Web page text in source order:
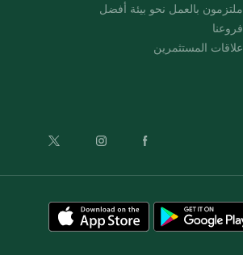
ملتزمون بالعمل نحو بيئة أفضل
فروعنا
علاقات المستثمرين